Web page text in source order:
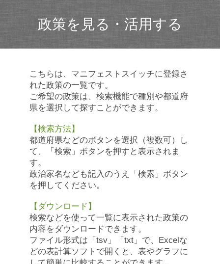
政策を見る・活用する
こちらは、マニフェストスイッチに登録さ
れた政策の一覧です。
ご希望の政策は、検索機能で種別や都道府
県を選択して探すことができます。
【検索方法】
都道府県などのボタンを選択（複数可）し
て、「検索」ボタンを押すと表示されま
す。
政治家名なども記入のうえ「検索」ボタン
を押してください。
【ダウンロード】
検索などを使って一覧に表示された政策の
内容をダウンロードできます。
ファイル形式は「tsv」「txt」で、Excelな
どの表計算ソフトで開くと、表やグラフに